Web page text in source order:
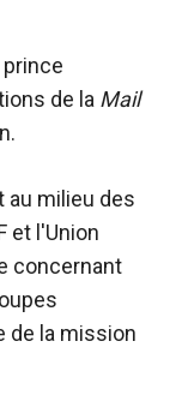
prince
de la Mail
au milieu des
et l'Union
concernant
de la mission